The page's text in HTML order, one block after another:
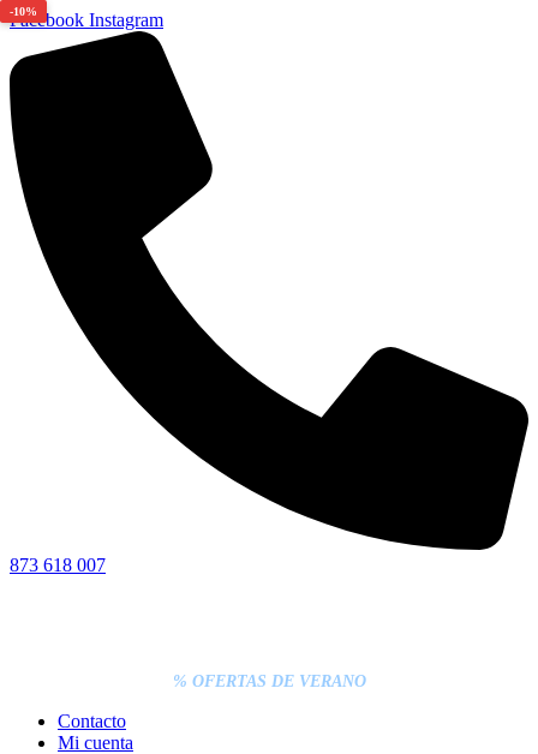
Facebook Instagram
873 618 007
% OFERTAS DE VERANO
Contacto
Mi cuenta
-10%